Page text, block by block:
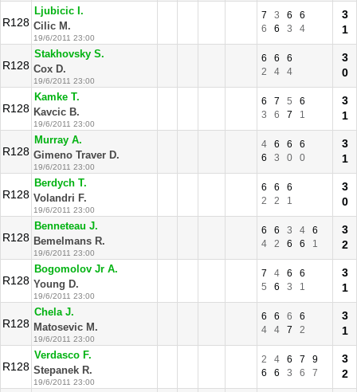
R128
Ljubicic I.
Cilic M.
19/6/2011 23:00
7 3 6
6
6
6 3 4
3
1
R128
Stakhovsky S.
Cox D.
19/6/2011 23:00
6 6
6
2
4 4
3
0
R128
Kamke T.
Kavcic B.
19/6/2011 23:00
6 7 5
6
3
6 7 1
3
1
R128
Murray A.
Gimeno Traver D.
19/6/2011 23:00
4 6 6
6
6
3 0 0
3
1
R128
Berdych T.
Volandri F.
19/6/2011 23:00
6 6
6
2
2 1
3
0
R128
Benneteau J.
Bemelmans R.
19/6/2011 23:00
6 6 3 4
6
4
2 6 6 1
3
2
R128
Bogomolov Jr A.
Young D.
19/6/2011 23:00
7 4 6
6
5
6 3 1
3
1
R128
Chela J.
Matosevic M.
19/6/2011 23:00
6 6 6
6
4
4 7 2
3
1
R128
Verdasco F.
Stepanek R.
19/6/2011 23:00
2 4 6 7
9
6
6 3 6 7
3
2